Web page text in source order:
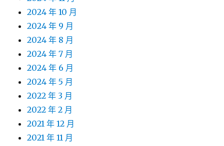
2024 年 10 月
2024 年 9 月
2024 年 8 月
2024 年 7 月
2024 年 6 月
2024 年 5 月
2022 年 3 月
2022 年 2 月
2021 年 12 月
2021 年 11 月